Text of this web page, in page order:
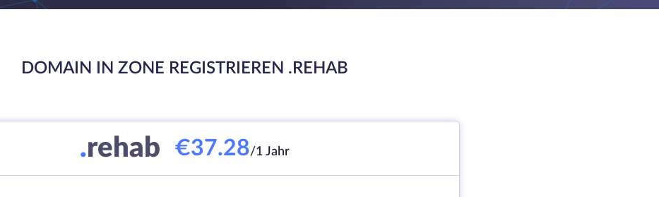
DOMAIN IN ZONE REGISTRIEREN .REHAB
.rehab €37.28/1 Jahr